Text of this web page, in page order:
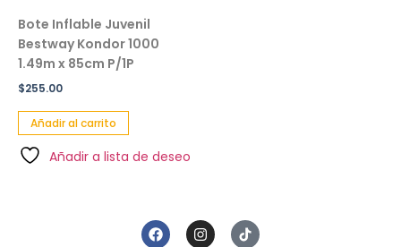
Bote Inflable Juvenil
Bestway Kondor 1000
1.49m x 85cm P/1P
$255.00
Añadir al carrito
Añadir a lista de deseo